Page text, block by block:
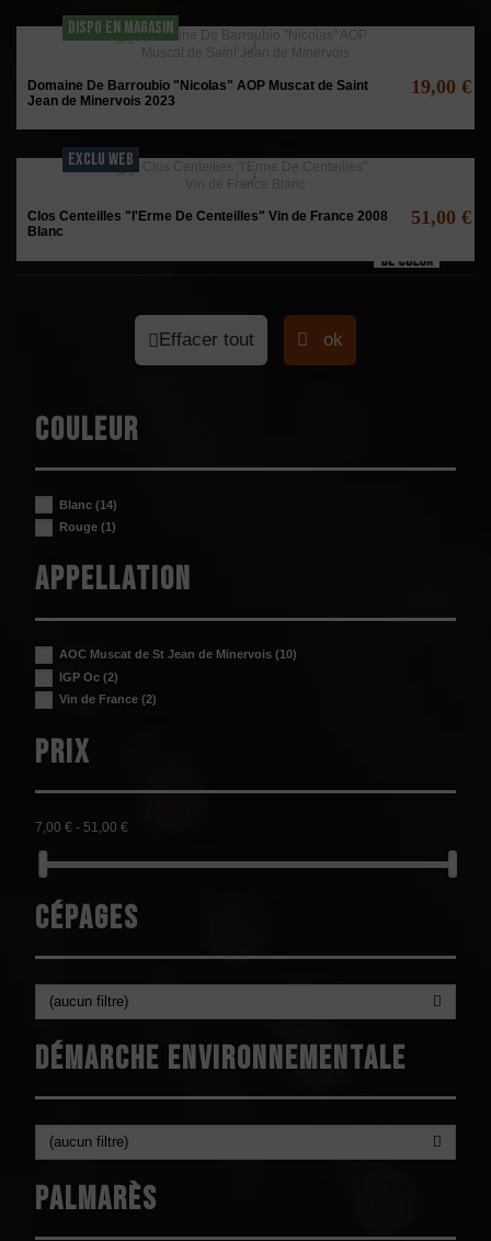
DISPO EN MAGASIN
Domaine De Barroubio "Nicolas" AOP Muscat de Saint
Jean de Minervois 2023
19,00 €
EXCLU WEB
Clos Centeilles "l'Erme De Centeilles" Vin de France 2008
Blanc
51,00 €
Effacer tout ok
Couleur
Blanc(14)
Rouge(1)
Appellation
AOC Muscat de St Jean de Minervois(10)
IGP Oc(2)
Vin de France(2)
Prix
7,00 € - 51,00 €
Cépages
(aucun filtre)
Démarche environnementale
(aucun filtre)
Palmarès